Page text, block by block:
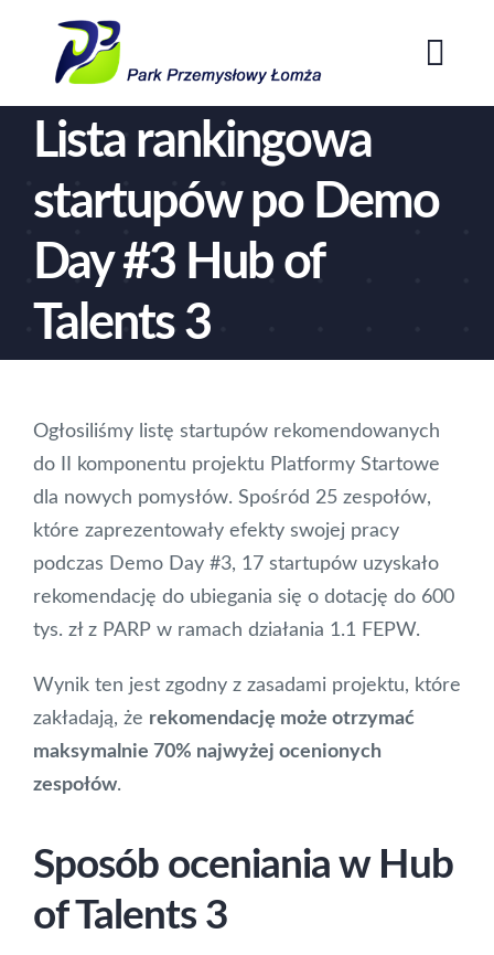
zawartości
Home
O Parku
Oferta
Kontakt
Lista rankingowa
startupów po Demo
Day #3 Hub of
Talents 3
Ogłosiliśmy listę startupów rekomendowanych
do II komponentu projektu Platformy Startowe
dla nowych pomysłów. Spośród 25 zespołów,
które zaprezentowały efekty swojej pracy
podczas Demo Day #3, 17 startupów uzyskało
rekomendację do ubiegania się o dotację do 600
tys. zł z PARP w ramach działania 1.1 FEPW.
Wynik ten jest zgodny z zasadami projektu, które
zakładają, że rekomendację może otrzymać
maksymalnie 70% najwyżej ocenionych
zespołów.
Sposób oceniania w Hub
of Talents 3